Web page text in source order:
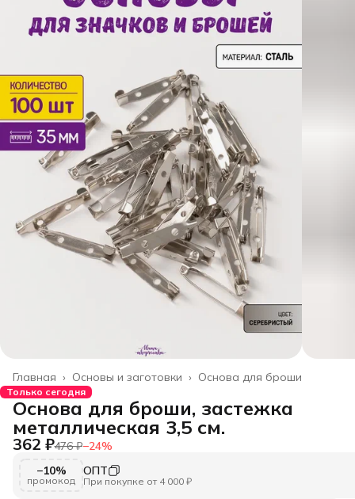
Основа для броши
Основы и заготовки ›
Главная ›
Только сегодня
Основа для броши, застежка
металлическая 3,5 см.
362 ₽476 ₽−24%
−10%
промокод
ОПТ
При покупке от 4 000 ₽